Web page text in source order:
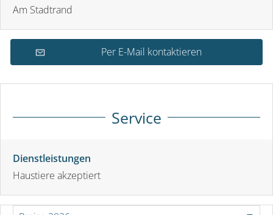
Am Stadtrand
Per E-Mail kontaktieren
Service
Dienstleistungen
Haustiere akzeptiert